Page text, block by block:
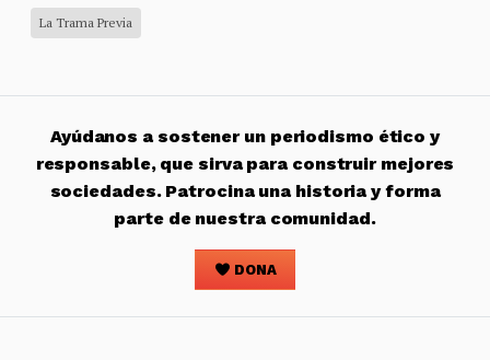
La Trama Previa
Ayúdanos a sostener un periodismo ético y
responsable, que sirva para construir mejores
sociedades. Patrocina una historia y forma
parte de nuestra comunidad.
DONA